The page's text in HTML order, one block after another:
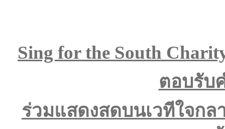
Sing for the South
ตอบรับ
ร่วมแสดงสดบนเวทีใจก